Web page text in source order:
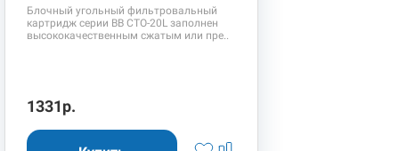
Блочный угольный фильтровальный
картридж серии BB CTO-20L заполнен
высококачественным сжатым или пре..
1331р.